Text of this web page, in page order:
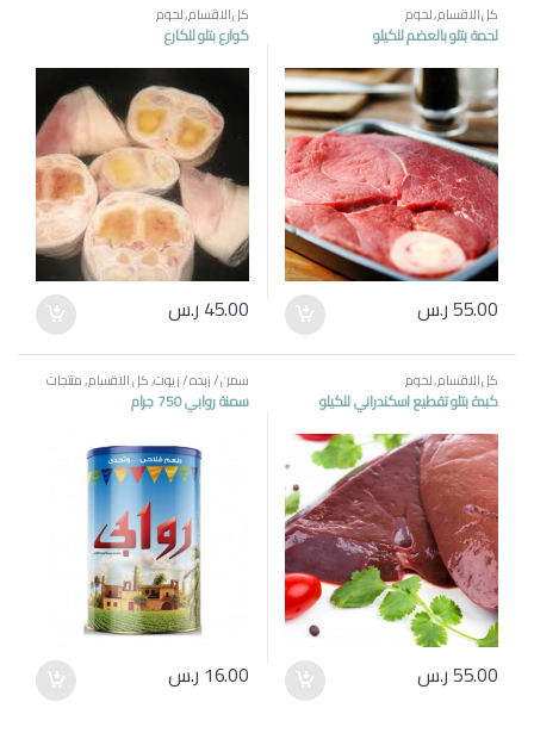
كل الاقسام,لحوم
لحمة بتلو بالعضم للكيلو
55.00ر.س
كل الاقسام,لحوم
كوارع بتلو للكارع
45.00 ر.س
كل الاقسام,لحوم
كبدة بتلو تقطيع اسكندراني للكيلو
55.00ر.س
سمن / زبده / زيوت,كل الاقسام,منتجات
مصرية
سمنة روابي 750 جرام
16.00 ر.س